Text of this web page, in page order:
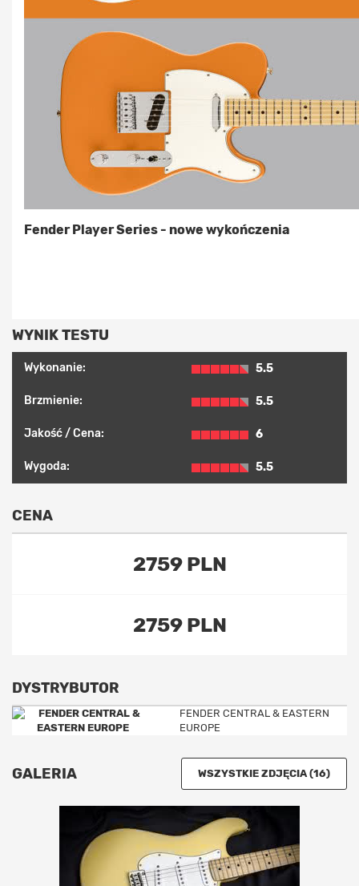
Fender Player Series - nowe wykończenia
WYNIK TESTU
Wykonanie: 5.5
Brzmienie: 5.5
Jakość / Cena: 6
Wygoda: 5.5
CENA
2759 PLN
2759 PLN
DYSTRYBUTOR
FENDER CENTRAL & EASTERN
EUROPE
GALERIA WSZYSTKIE ZDJĘCIA (16)